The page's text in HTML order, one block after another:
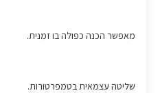
מאפשר הכנה כפולה בו זמנית.
שליטה עצמאית בטמפרטורות.